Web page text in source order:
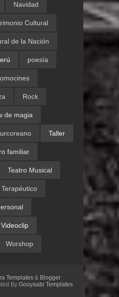
Navidad
Cultural
de la Nación
poesía
Rock
de magia
Taller
familiar
Teatro Musical
Terapéutico
Videoclip
Worshop
Templates & Blogger
By Gooyaabi Templates